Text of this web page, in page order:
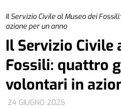
Il Servizio Civile al Museo dei
azione per un anno
24 GIUGNO 2025
Il Servizio Civile
Fossili: quattro
volontari in